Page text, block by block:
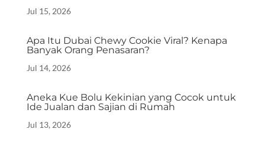
Jul 15, 2026
Apa Itu Dubai Chewy Cookie Viral? Kenapa
Banyak Orang Penasaran?
Jul 14, 2026
Aneka Kue Bolu Kekinian yang Cocok untuk
Ide Jualan dan Sajian di Rumah
Jul 13, 2026